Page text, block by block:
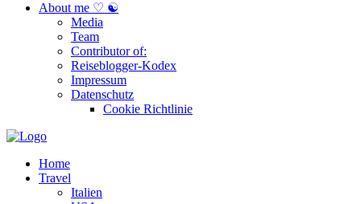
About me ♡ ☯
Media
Team
Contributor of:
Reiseblogger-Kodex
Impressum
Datenschutz
Cookie Richtlinie
Home
Travel
Italien